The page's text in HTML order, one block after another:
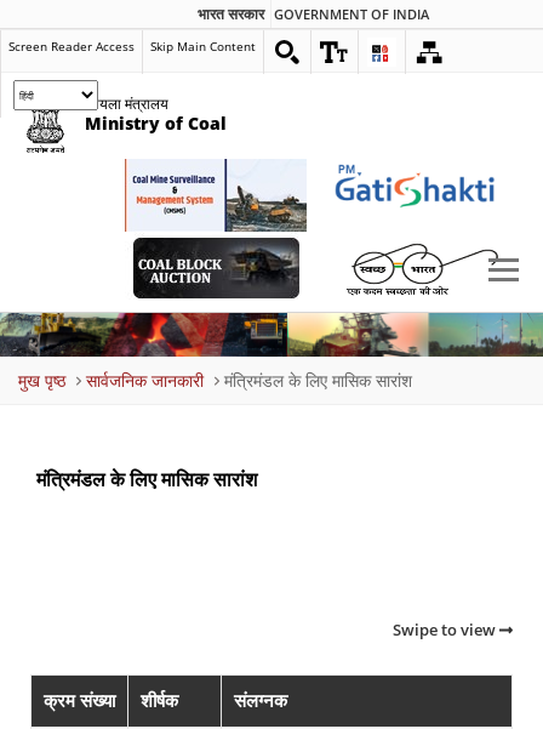
भारत सरकार GOVERNMENT OF INDIA
Screen Reader Access Skip Main Content
कोयला मंत्रालय
Ministry of Coal
मुख पृष्ठ सार्वजनिक जानकारी मंत्रिमंडल के लिए मासिक सारांश
मंत्रिमंडल के लिए मासिक सारांश
Swipe to view
क्रम संख्या शीर्षक संलग्नक